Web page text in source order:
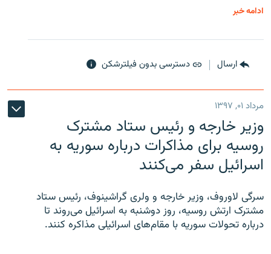
ادامه خبر
ارسال دسترسی بدون فیلترشکن
مرداد ۰۱, ۱۳۹۷
وزیر خارجه و رئیس‌ ستاد مشترک
روسیه برای مذاکرات درباره سوریه به
اسرائیل سفر می‌کنند
سرگی لاوروف، وزیر خارجه و ولری گراشینوف، رئیس ستاد
مشترک ارتش روسیه، روز دوشنبه به اسرائیل می‌روند تا
درباره تحولات سوریه با مقام‌های اسرائیلی مذاکره کنند.